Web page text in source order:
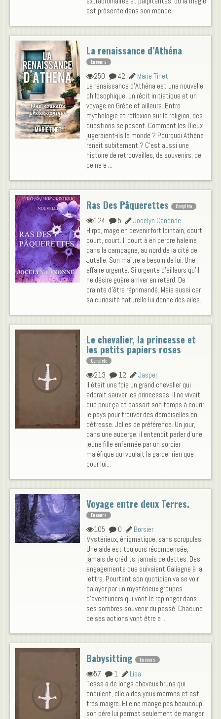
est présente dans son monde.
La renaissance d’Athéna
En cours
250 42
Marie Tinet
La renaissance d'Athéna est une nouvelle
philosophique, un récit initiatique et un
voyage en Grèce et ailleurs. Entre
mythologie et réflexion sur la religion, des
questions se posent. Comment les Dieux
jugeraient-ils le monde ? Pourquoi Athéna
renaît subitement ? C'est aussi une
histoire de retrouvailles, de souvenirs, de
peine e ...
Ras Des Pâquerettes Complète
124 5
Jocelyn Canonne
Hirpo, mage en devenir fort lointain, court,
court, court. Il court à en perdre haleine
dans la campagne, au nord de la cité de
Jutelle. Son maître a besoin de lui. Une
affaire urgente. Si urgente d'ailleurs qu'il
ne désire guère arriver en retard. De
crainte d'être réprimandé. Mais aussi car
sa curiosité naturelle lui donne des ailes.
Le chevalier, la princesse et
les petits papiers roses
Complète
213 12
Jasper
Il était une fois un grand chevalier qui
adorait sauver les princesses. Il ne vivait
que pour ça et passait son temps à courir
le pays pour trouver des demoiselles en
détresse. Jolies de préférence. Un jour,
dans une auberge, il entendit parler d'une
jeune fille enfermée par un sorcier
maléfique qui voulait la garder rien que
pour lui...
Voyage entre deux Terres.
En cours
105 0
Borsier
Mystérieux, énigmatique, sans scrupules.
Une aide est toujours récompensée,
jamais de crédits, jamais de dettes. Des
engagements que suivaient Galiagne à la
lettre. Pourtant son quotidien va se voir
balayer par un mystérieux groupes
d'aventuriers qui vont le replonger dans
ses sombres souvenir du passé. Chacune
de ses actions vont être a ...
Babysitting En cours
57 1
Lisa
Tessa a de longs cheveux bruns qui
ondulent, elle a des yeux marrons et est
très maigre. Elle ne mange pas beaucoup,
son père lui permet seulement de manger